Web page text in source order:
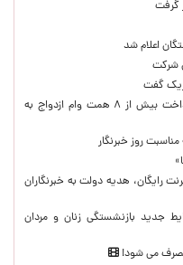
گرفت
اعلام شد
شرکت
گفت
در چهار ماه نخست ۱۴۰۵ رقم خورد؛ پرداخت بیش از ۸ همت وام ازدواج به
روز خبرنگار
نقد و ۲۰۰ گیگ اینترنت رایگان، هدیه دولت به خبرنگاران
جدید بازنشستگی زنان و مردان
مصرف می شود!